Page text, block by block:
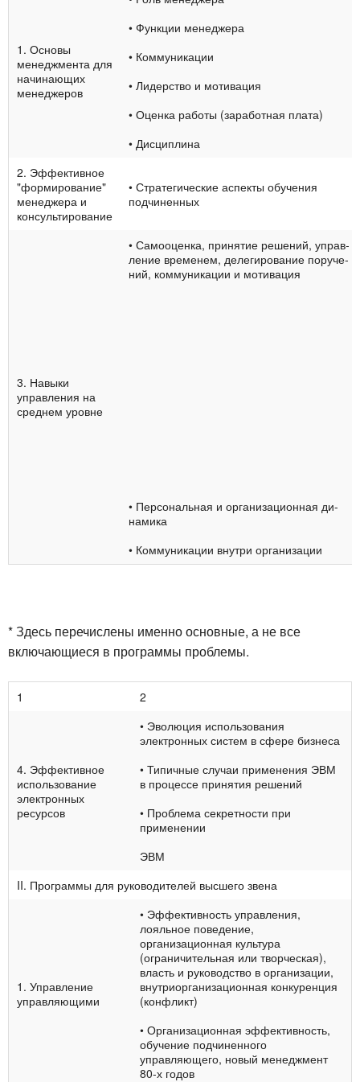
1. Основы
менеджмента для
начинающих
мене­джеров
• Функции менеджера
• Коммуникации
• Лидерство и мотивация
• Оценка работы (заработная плата)
• Дисциплина
2. Эффективное
"фор­мирование"
менеджера и
консультирование
• Стратегические аспекты обучения
подчиненных
3. Навыки
управления на
среднем уровне
• Самооценка, принятие решений, управ­
ление временем, делегирование поруче­
ний, коммуникации и мотивация
• Персональная и организационная ди­
намика
• Коммуникации внутри организации
* Здесь перечислены именно основные, а не все
включающиеся в программы проблемы.
1 2
4. Эффективное
использование
элек­тронных
ресурсов
• Эволюция использования
электронных систем в сфере бизнеса
• Типичные случаи применения ЭВМ
в процессе принятия решений
• Проблема секретности при
применении
ЭВМ
II. Программы для руководителей высшего звена
1. Управление
управля­ющими
• Эффективность управления,
лояльное поведение,
организационная культура
(ограничительная или творческая),
власть и руководство в организации,
внутриорганизационная конкуренция
(конфликт)
• Организационная эффективность,
обу­чение подчиненного
управляющего, но­вый менеджмент
80-х годов